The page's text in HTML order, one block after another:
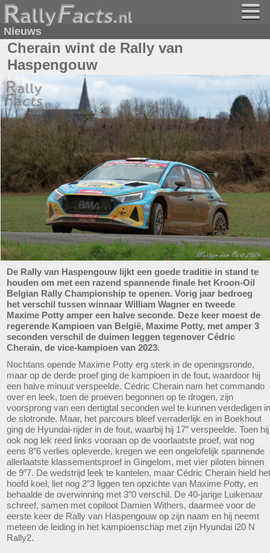
Nieuws
Cherain wint de Rally van
Haspengouw
De Rally van Haspengouw lijkt een goede traditie in stand te
houden om met een razend spannende finale het Kroon-Oil
Belgian Rally Championship te openen. Vorig jaar bedroeg
het verschil tussen winnaar William Wagner en tweede
Maxime Potty amper een halve seconde. Deze keer moest de
regerende Kampioen van België, Maxime Potty, met amper 3
seconden verschil de duimen leggen tegenover Cédric
Cherain, de vice-kampioen van 2023.
Nochtans opende Maxime Potty erg sterk in de openingsronde,
maar op de derde proef ging de kampioen in de fout, waardoor hij
een halve minuut verspeelde. Cédric Cherain nam het commando
over en leek, toen de proeven begonnen op te drogen, zijn
voorsprong van een dertigtal seconden wel te kunnen verdedigen in
de slotronde. Maar, het parcours bleef verraderlijk en in Boekhout
ging de Hyundai-rijder in de fout, waarbij hij 17″ verspeelde. Toen hij
ook nog lek reed links vooraan op de voorlaatste proef, wat nog
eens 8″6 verlies opleverde, kregen we een ongelofelijk spannende
allerlaatste klassementsproef in Gingelom, met vier piloten binnen
de 9″7. De wedstrijd leek te kantelen, maar Cédric Cherain hield het
hoofd koel, liet nog 2″3 liggen ten opzichte van Maxime Potty, en
behaalde de overwinning met 3″0 verschil. De 40-jarige Luikenaar
schreef, samen met copiloot Damien Withers, daarmee voor de
eerste keer de Rally van Haspengouw op zijn naam en hij neemt
meteen de leiding in het kampioenschap met zijn Hyundai i20 N
Rally2.